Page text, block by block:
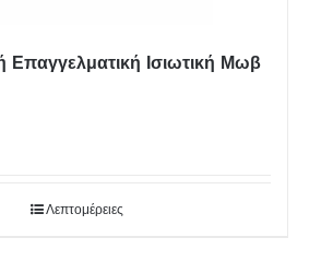
Επαγγελματική Ισιωτική Μωβ
Λεπτομέρειες